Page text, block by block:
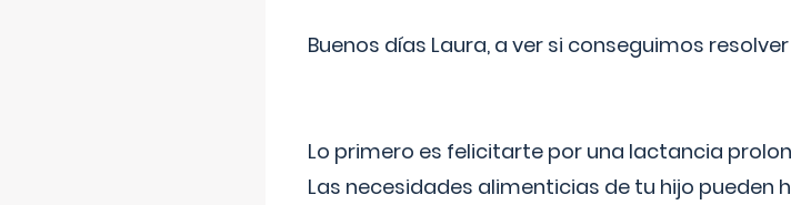
Buenos días Laura, a ver si conseguimos
Lo primero es felicitarte por una lactancia
Las necesidades alimenticias de tu hijo pueden